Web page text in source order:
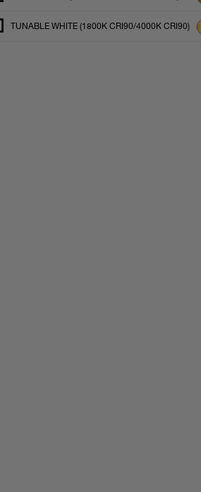
TUNABLE WHITE (1800K CRI90/4000K CRI90)